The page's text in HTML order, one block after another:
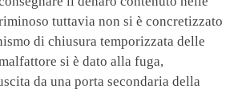
tuttavia non si è concretizzato
di chiusura temporizzata delle
si è dato alla fuga,
da una porta secondaria della